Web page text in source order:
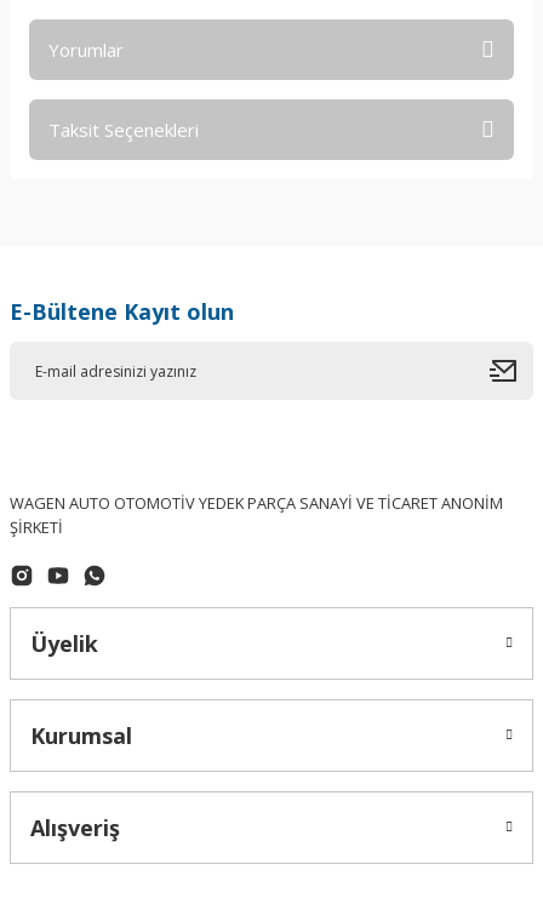
Yorumlar
Taksit Seçenekleri
E-Bültene Kayıt olun
WAGEN AUTO OTOMOTİV YEDEK PARÇA SANAYİ VE TİCARET ANONİM
ŞİRKETİ
Üyelik
Kurumsal
Alışveriş